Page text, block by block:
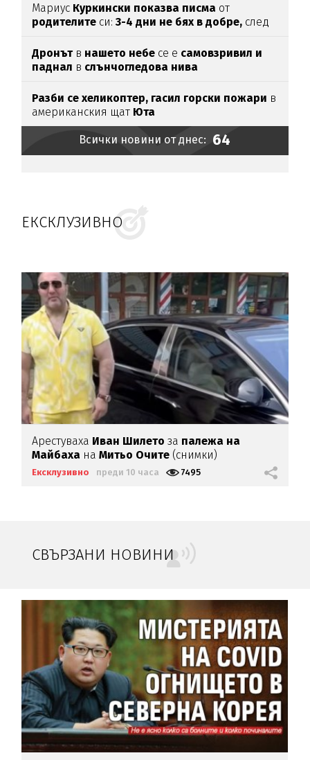
Мариус Куркински показва писма от
родителите си:3-4 дни не бях в добре, след
Дронътв нашето небе се е самовзривил и
паднал в слънчогледова нива
Разби се хеликоптер, гасил горски пожари в
американския щат Юта
Всички новини от днес: 64
ЕКСКЛУЗИВНО
Арестуваха Иван Шилетоза палежа на
Майбаха наМитьо Очите (снимки)
Ексклузивно преди 10 часа 7495
СВЪРЗАНИ НОВИНИ